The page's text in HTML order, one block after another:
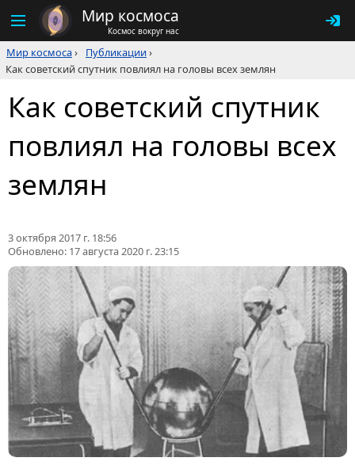
Мир космоса
Космос вокруг нас
Мир космоса› Публикации›
Как советский спутник повлиял на головы всех землян
Как советский спутник
повлиял на головы всех
землян
3 октября 2017 г. 18:56
Обновлено: 17 августа 2020 г. 23:15